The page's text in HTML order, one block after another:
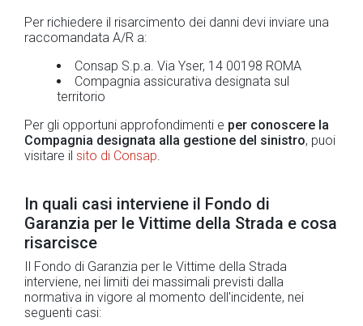
Per richiedere il risarcimento dei danni devi inviare una
raccomandata A/R a:
Consap S.p.a. Via Yser, 14 00198 ROMA
Compagnia assicurativa designata sul
territorio
Per gli opportuni approfondimenti e per conoscere la
Compagnia designata alla gestione del sinistro, puoi
visitare il sito di Consap.
In quali casi interviene il Fondo di
Garanzia per le Vittime della Strada e cosa
risarcisce
Il Fondo di Garanzia per le Vittime della Strada
interviene, nei limiti dei massimali previsti dalla
normativa in vigore al momento dell'incidente, nei
seguenti casi: